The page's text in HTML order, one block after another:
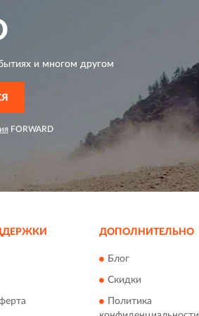
и многом другом
FORWARD
ДОПОЛНИТЕЛЬНО
Блог
Скидки
Политика